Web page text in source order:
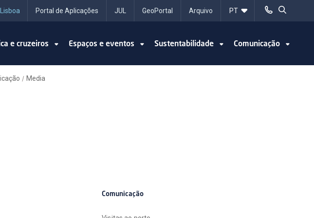
Portal de Aplicações JUL GeoPortal Arquivo
e cruzeiros Espaços e eventos Sustentabilidade Comunicação
/ Media
Comunicação